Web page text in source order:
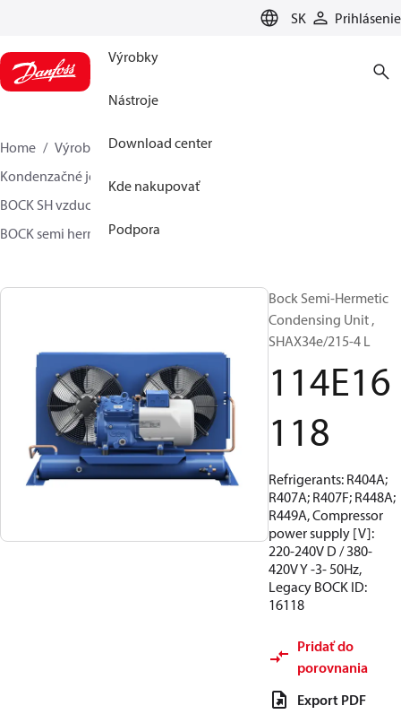
SK Prihlásenie
Výrobky
Nástroje
Download center
Kde nakupovať
Podpora
Home Výrobky
Climate Solutions pre chladenie
Kondenzačné jednotky
BOCK SH vzduchom chladený - 1 stupeň
BOCK semi hermetic SHA-L
Bock Semi-Hermetic
Condensing Unit ,
SHAX34e/215-4 L
114E16
118
Refrigerants: R404A;
R407A; R407F; R448A;
R449A, Compressor
power supply [V]:
220-240V D / 380-
420V Y -3- 50Hz,
Legacy BOCK ID:
16118
Pridať do
porovnania
Export PDF